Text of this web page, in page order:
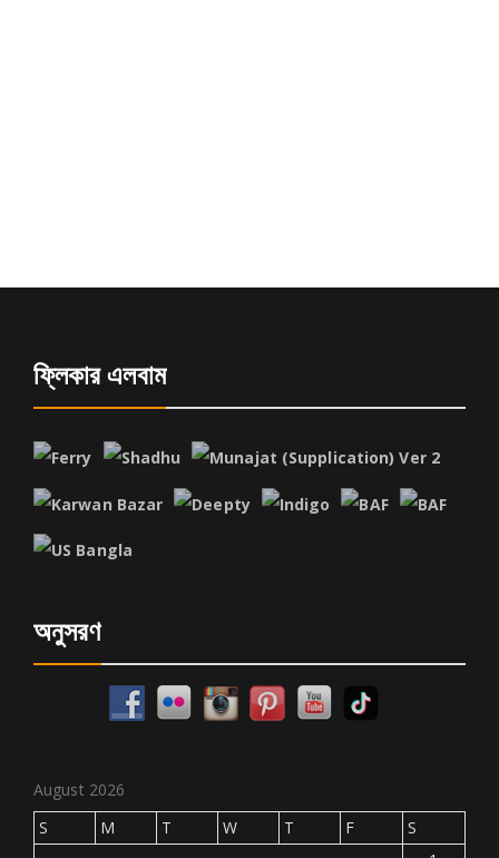
ফ্লিকার এলবাম
অনুসরণ
August 2026
S
M T W T F
S